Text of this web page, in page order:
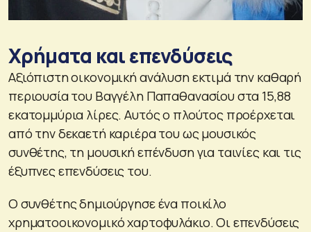
Χρήματα και επενδύσεις
Αξιόπιστη οικονομική ανάλυση εκτιμά την καθαρή
περιουσία του Βαγγέλη Παπαθανασίου στα 15,88
εκατομμύρια λίρες. Αυτός ο πλούτος προέρχεται
από την δεκαετή καριέρα του ως μουσικός
συνθέτης, τη μουσική επένδυση για ταινίες και τις
έξυπνες επενδύσεις του.
Ο συνθέτης δημιούργησε ένα ποικίλο
χρηματοοικονομικό χαρτοφυλάκιο. Οι επενδύσεις